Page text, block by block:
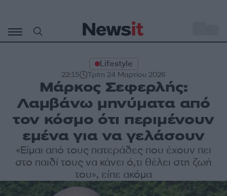
περιεχόμενο
Lifestyle
22:15 Τρίτη 24 Μαρτίου 2026
Μάρκος Σεφερλής:
Λαμβάνω μηνύματα από
τον κόσμο ότι περιμένουν
εμένα για να γελάσουν
«Είμαι από τους πατεράδες που έχουν πει
στο παιδί τους να κάνει ό,τι θέλει στη ζωή
του», είπε ακόμα